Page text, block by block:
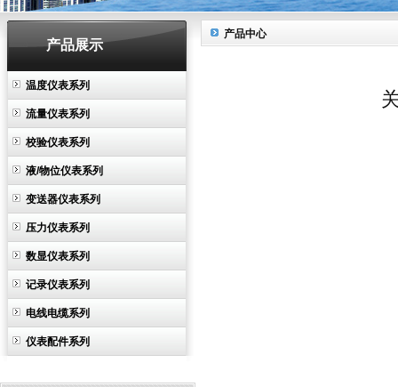
产品展示
温度仪表系列
流量仪表系列
校验仪表系列
液/物位仪表系列
变送器仪表系列
压力仪表系列
数显仪表系列
记录仪表系列
电线电缆系列
仪表配件系列
产品中心